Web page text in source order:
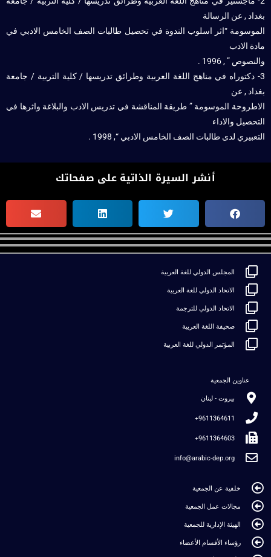
بغداد , عن الرسالة
الموسومة “اثر اسلوب الندوة في تحصيل طالبات الصف الخامس الادبي في
مادة الادب
والنصوص ” , 1996 .
3- دكتوراه في مناهج اللغة العربية وطرائق تدريسها / كلية التربية / جامعة
بغداد , عن
الاطروحة الموسومة ” طريقة المناقشة في تدريس الادب والبلاغة واثرها في
التحصيل والاداء
التعبيري لدى طالبات الصف الخامس الادبي “, 1998 .
أنشر السيرة الذاتية على صفحاتك
المجلس الدولي للغة العربية
الاتحاد الدولي للغة العربية
الاتحاد الدولي للترجمة
صحيفة اللغة العربية
المؤتمر الدولي للغة العربية
عناوين الجمعية
بيروت - لبنان
9611364611+
9611364603+
info@arabic-dep.org
خلفية عن الجمعية
مجالات عمل الجمعية
الهيئة الإدارية للجمعية
رؤساء الأقسام الأعضاء